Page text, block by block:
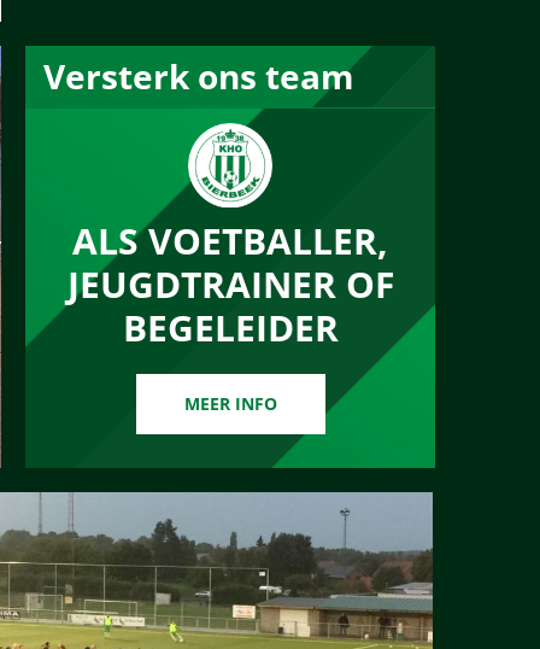
Versterk ons team
ALS VOETBALLER,
JEUGDTRAINER OF
BEGELEIDER
MEER INFO